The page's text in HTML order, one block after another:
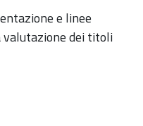
e linee
valutazione dei titoli